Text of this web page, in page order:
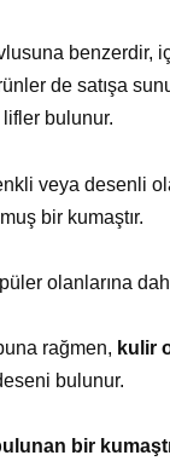
benzerdir,
de satışa
bulunur.
veya desenli
bir kumaştır.
olanlarına
rağmen, kulir
bulunur.
bir